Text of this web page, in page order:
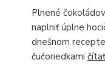
Plnené
naplniť úplne
dnešnom
čučoriedkami